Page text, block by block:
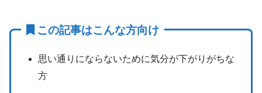
この記事はこんな方向け
思い通りにならないために気分が下がりがちな
方